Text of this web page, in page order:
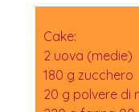
Cake:
2 uova (medie)
180 g zucchero
20 g polvere di